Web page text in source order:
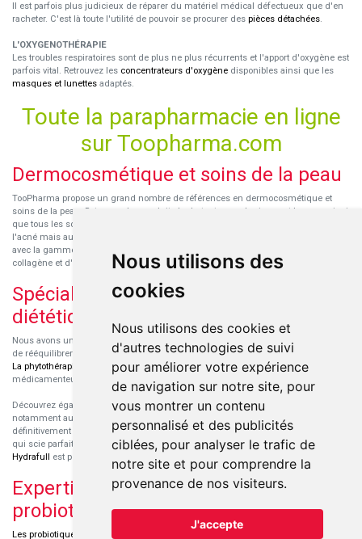
Nous utilisons des
cookies
Nous utilisons des cookies et
d'autres technologies de suivi
pour améliorer votre expérience
de navigation sur notre site, pour
vous montrer un contenu
personnalisé et des publicités
ciblées, pour analyser le trafic de
notre site et pour comprendre la
provenance de nos visiteurs.
J'accepte
Il est parfois plus judicieux de réparer du matériel médical défectueux que d'en
racheter. C'est là toute l'utilité de pouvoir se procurer des pièces détachées.
L'OXYGENOTHÉRAPIE
Les troubles respiratoires sont de plus ne plus récurrents et l'apport d'oxygène est
parfois vital. Retrouvez les concentrateurs d'oxygène disponibles ainsi que les
masques et lunettes adaptés.
Toute la parapharmacie en ligne
sur Toopharma.com
Dermocosmétique et soins de la peau
TooPharma propose un grand nombre de références en dermocosmétique et
soins de la peau. Retrouvez les produits hydratants pour le visage et le corps ainsi
que tous les soins pour peaux sensibles ou à tendance atopique, les soins pour
l'acné mais aussi des démaquillants. Découvrez nos nouvelles références SVR
avec la gamme anti-âge pour les peaux encore jeunes
collagène et d'acide hyaluronique.
Spécialisation en micronutrition et
diététique
Nous avons un engouement particulier pour la micronutrition qui permet souvent
de rééquilibrer des carences ou d'améliorer des troubles métaboliques mineurs.
La phytothérapie
l'aromathérapiesont souvent complémentaires de traitements
médicamenteux lorsqu'ils sont bien conseillés.
Découvrez également les protéines et les produits de nutrition sportive,
notamment au sein de la gamme française
Eric Favre
. Cette gamme est
définitivement axée sur le choix qualitatif des ingrédients et sur une formulation
qui scie parfaitement aux besoins de chaque sportif. La gamme hydratation
Hydrafull est pensée pour une hydratation maximale.
Expertise dans le domaine des
probiotiques
Les probiotiques font parti des découvertes médicales majeures dans l'arsenal